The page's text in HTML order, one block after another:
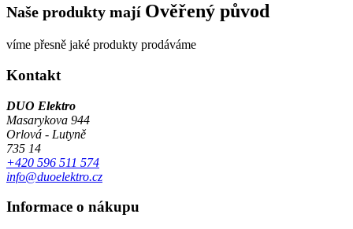
Naše produkty mají Ověřený původ
víme přesně jaké produkty prodáváme
Kontakt
DUO Elektro
Masarykova 944
Orlová - Lutyně
735 14
+420 596 511 574
info@duoelektro.cz
Informace o nákupu